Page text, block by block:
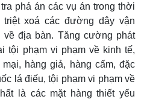
phá án các vụ án trong thời
xoá các đường dây vận
về địa bàn. Tăng cường phát
tội phạm vi phạm về kinh tế,
hàng giả, hàng cấm, đặc
lá điếu, tội phạm vi phạm về
là các mặt hàng thiết yếu